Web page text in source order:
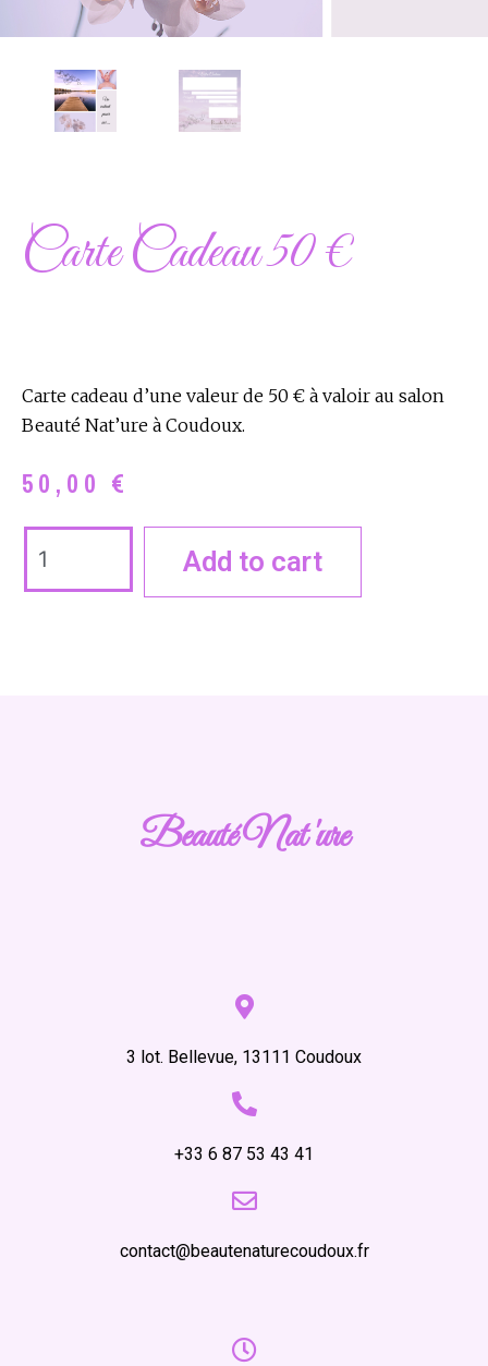
Carte Cadeau 50 €
Carte cadeau d’une valeur de 50 € à valoir au salon
Beauté Nat’ure à Coudoux.
50,00 €
Add to cart
Beauté Nat 'ure
3 lot. Bellevue, 13111 Coudoux
+33 6 87 53 43 41
contact@beautenaturecoudoux.fr